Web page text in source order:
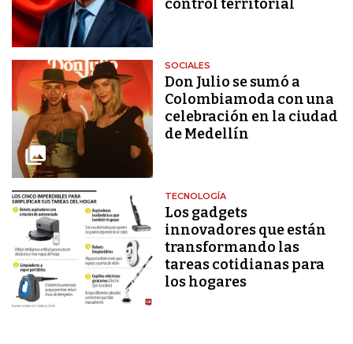
control territorial
SOCIALES
Don Julio se sumó a
Colombiamoda con una
celebración en la ciudad
de Medellín
TECNOLOGÍA
Los gadgets
innovadores que están
transformando las
tareas cotidianas para
los hogares